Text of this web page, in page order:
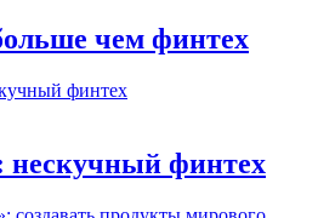
чем финтех
нескучный финтех